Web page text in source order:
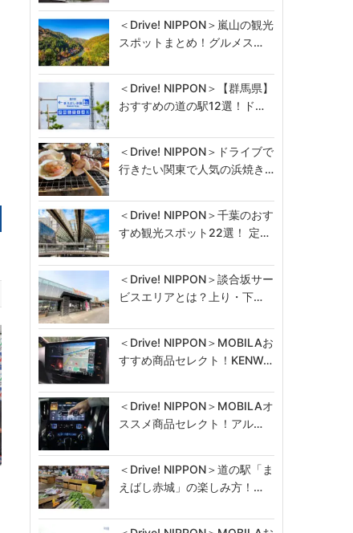
＜Drive! NIPPON＞嵐山の観光
スポットまとめ！グルメス…
＜Drive! NIPPON＞【群馬県】
おすすめの道の駅12選！ド…
＜Drive! NIPPON＞ドライブで
行きたい関東で人気の浜焼き…
＜Drive! NIPPON＞千葉のおす
すめ観光スポット22選！ 定…
＜Drive! NIPPON＞談合坂サー
ビスエリアとは？上り・下…
＜Drive! NIPPON＞MOBILAお
すすめ商品セレクト！KENW…
＜Drive! NIPPON＞MOBILAオ
ススメ商品セレクト！アル…
＜Drive! NIPPON＞道の駅「ま
えばし赤城」の楽しみ方！…